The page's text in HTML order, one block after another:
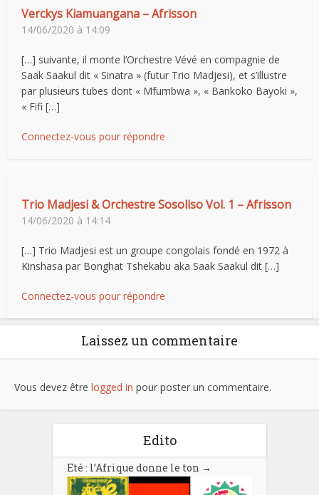
Verckys Kiamuangana – Afrisson
14/06/2020 à 14:09
[…] suivante, il monte l’Orchestre Vévé en compagnie de
Saak Saakul dit « Sinatra » (futur Trio Madjesi), et s’illustre
par plusieurs tubes dont « Mfumbwa », « Bankoko Bayoki »,
« Fifi […]
Connectez-vous pour répondre
Trio Madjesi & Orchestre Sosoliso Vol. 1 – Afrisson
14/06/2020 à 14:14
[…] Trio Madjesi est un groupe congolais fondé en 1972 à
Kinshasa par Bonghat Tshekabu aka Saak Saakul dit […]
Connectez-vous pour répondre
Laissez un commentaire
Vous devez être logged in pour poster un commentaire.
Edito
Eté : l’Afrique donne le ton →